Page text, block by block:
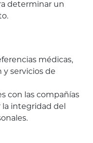
determinar un
médicas,
y servicios de
con las compañías
integridad del